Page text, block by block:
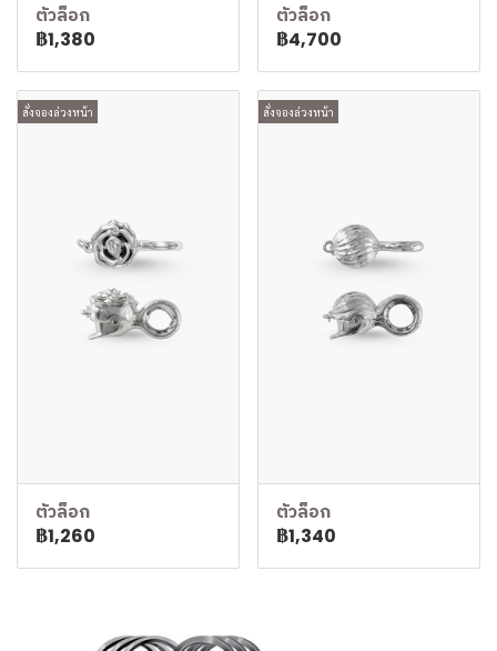
ตัวล็อก
฿1,380
ตัวล็อก
฿4,700
สั่งจองล่วงหน้า
ตัวล็อก
฿1,260
สั่งจองล่วงหน้า
ตัวล็อก
฿1,340